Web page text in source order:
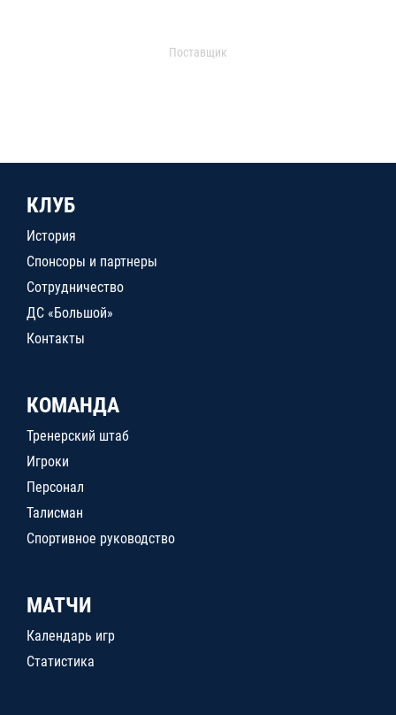
Поставщик
КЛУБ
История
Спонсоры и партнеры
Сотрудничество
ДС «Большой»
Контакты
КОМАНДА
Тренерский штаб
Игроки
Персонал
Талисман
Спортивное руководство
МАТЧИ
Календарь игр
Статистика